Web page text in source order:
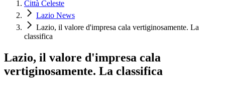
Città Celeste
Lazio News
Lazio, il valore d'impresa cala vertiginosamente. La
classifica
Lazio, il valore d'impresa cala
vertiginosamente. La classifica